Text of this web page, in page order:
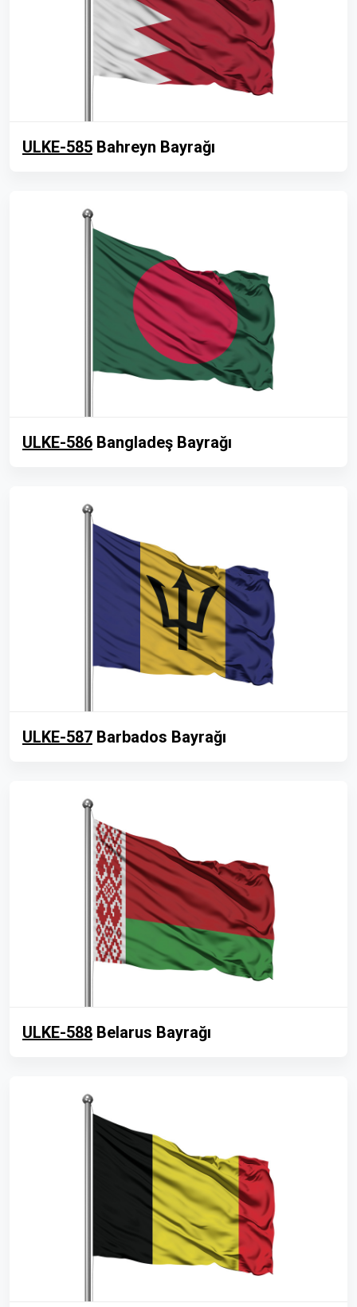
ULKE-585 Bahreyn Bayrağı
ULKE-586 Bangladeş Bayrağı
ULKE-587 Barbados Bayrağı
ULKE-588 Belarus Bayrağı